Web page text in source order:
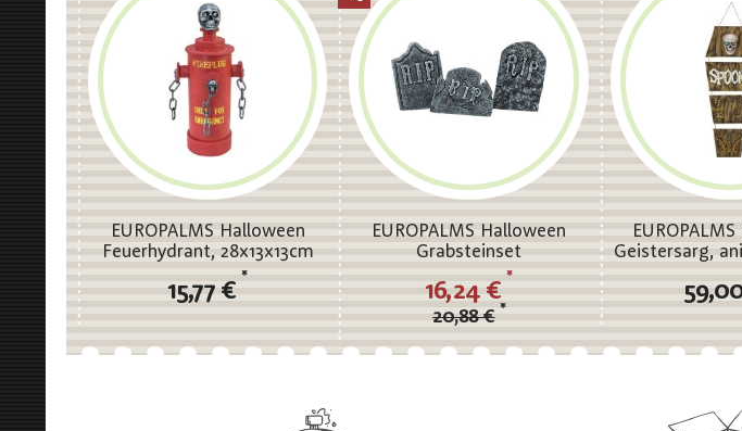
EUROPALMS Halloween
Feuerhydrant, 28x13x13cm
15,77 €
*
EUROPALMS Halloween
Grabsteinset
20,88 € *
16,24 €
*
Geistersarg,